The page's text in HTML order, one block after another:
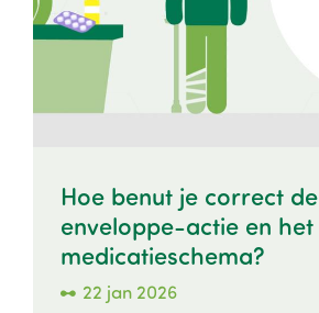
Hoe benut je correct de
enveloppe-actie en het
medicatieschema?
22 jan 2026